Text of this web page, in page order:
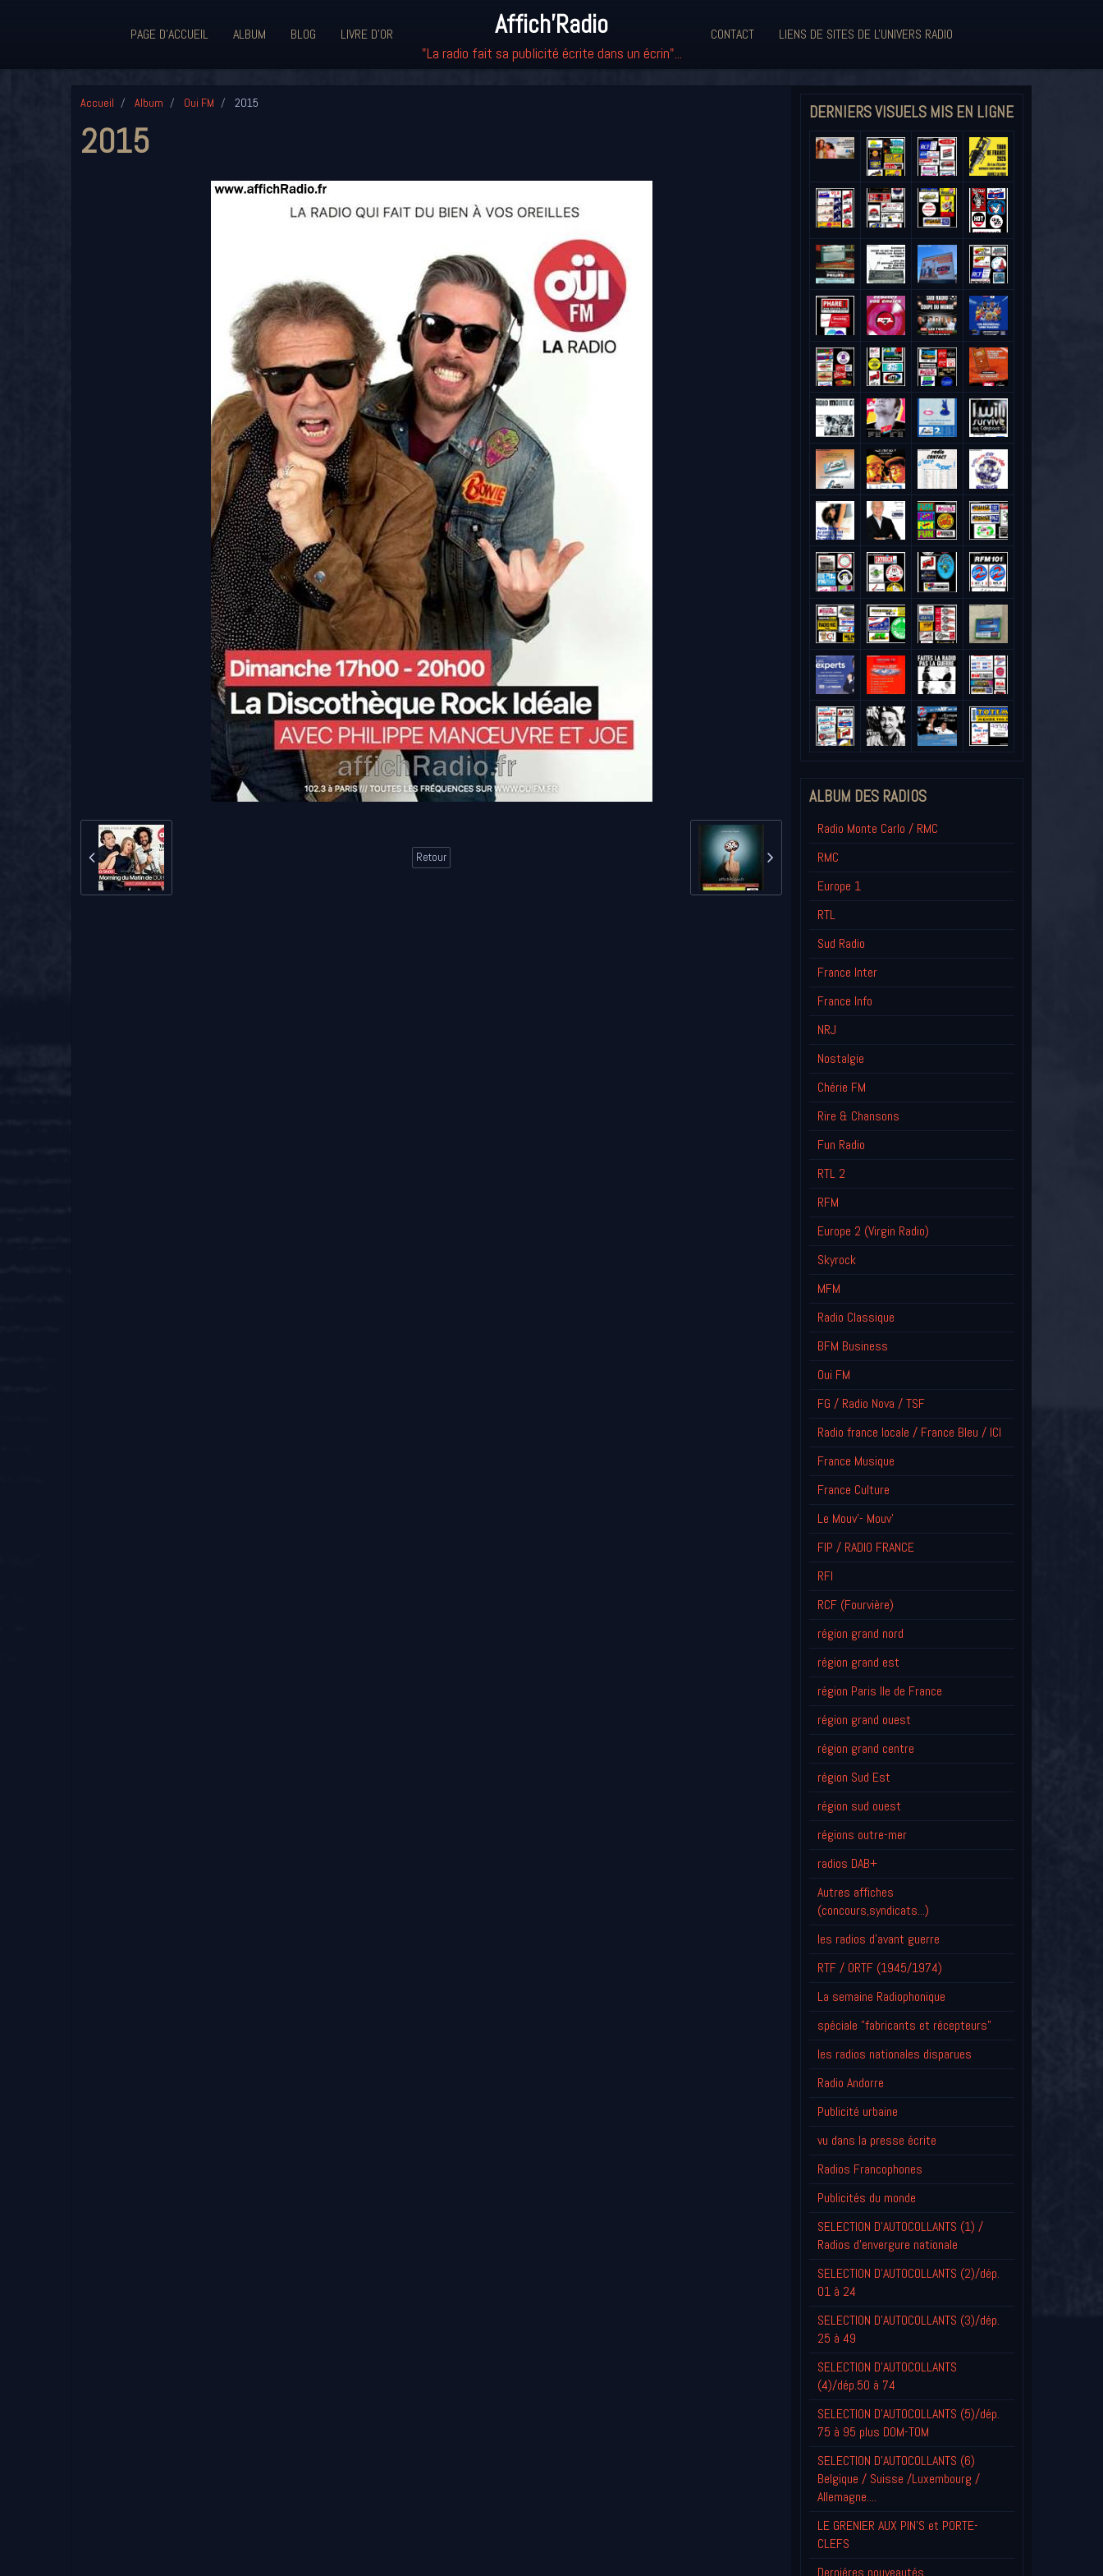
PAGE D'ACCUEIL ALBUM BLOG LIVRE D'OR Affich'Radio
"La radio fait sa publicité écrite dans un écrin"...
CONTACT LIENS DE SITES DE L'UNIVERS RADIO
Accueil Album Oui FM 2015
2015
Retour
DERNIERS VISUELS MIS EN LIGNE
ALBUM DES RADIOS
Radio Monte Carlo / RMC
RMC
Europe 1
RTL
Sud Radio
France Inter
France Info
NRJ
Nostalgie
Chérie FM
Rire & Chansons
Fun Radio
RTL 2
RFM
Europe 2 (Virgin Radio)
Skyrock
MFM
Radio Classique
BFM Business
Oui FM
FG / Radio Nova / TSF
Radio france locale / France Bleu / ICI
France Musique
France Culture
Le Mouv'- Mouv'
FIP / RADIO FRANCE
RFI
RCF (Fourvière)
région grand nord
région grand est
région Paris Ile de France
région grand ouest
région grand centre
région Sud Est
région sud ouest
régions outre-mer
radios DAB+
Autres affiches
(concours,syndicats...)
les radios d'avant guerre
RTF / ORTF (1945/1974)
La semaine Radiophonique
spéciale "fabricants et récepteurs"
les radios nationales disparues
Radio Andorre
Publicité urbaine
vu dans la presse écrite
Radios Francophones
Publicités du monde
SELECTION D'AUTOCOLLANTS (1) /
Radios d'envergure nationale
SELECTION D'AUTOCOLLANTS (2)/dép.
01 à 24
SELECTION D'AUTOCOLLANTS (3)/dép.
25 à 49
SELECTION D'AUTOCOLLANTS
(4)/dép.50 à 74
SELECTION D'AUTOCOLLANTS (5)/dép.
75 à 95 plus DOM-TOM
SELECTION D'AUTOCOLLANTS (6)
Belgique / Suisse /Luxembourg /
Allemagne....
LE GRENIER AUX PIN'S et PORTE-
CLEFS
Derniéres nouveautés